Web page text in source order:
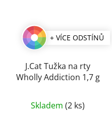
+ VÍCE ODSTÍNŮ
J.Cat Tužka na rty
Wholly Addiction 1,7 g
hodnocení
Skladem (2 ks)